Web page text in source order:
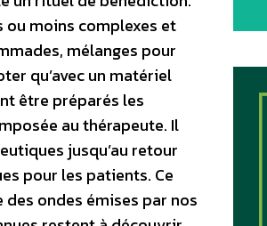
moins complexes et
mélanges pour
qu’avec un matériel
être préparés les
au thérapeute. Il
jusqu’au retour
pour les patients. Ce
ondes émises par nos